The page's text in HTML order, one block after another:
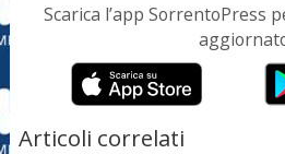
Scarica l’app SorrentoPress
Articoli correlati